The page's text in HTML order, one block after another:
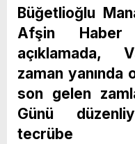
Büğetlioğlu
Afşin Haber
açıklamada,
zaman yanında
son gelen
Günü
tecrübe